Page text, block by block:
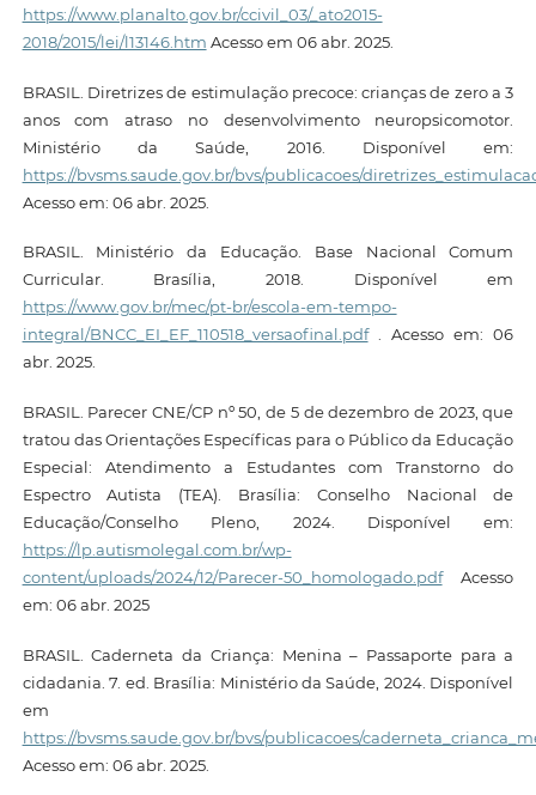
https://www.planalto.gov.br/ccivil_03/_ato2015-
2018/2015/lei/l13146.htm Acesso em 06 abr. 2025.
BRASIL. Diretrizes de estimulação precoce: crianças de zero a 3
anos com atraso no desenvolvimento neuropsicomotor.
Ministério da Saúde, 2016. Disponível em:
https://bvsms.saude.gov.br/bvs/publicacoes/
Acesso em: 06 abr. 2025.
BRASIL. Ministério da Educação. Base Nacional Comum
Curricular. Brasília, 2018. Disponível em
https://www.gov.br/mec/pt-br/escola-em-tempo-
integral/BNCC_EI_EF_110518_versaofinal.pdf. Acesso em: 06
abr. 2025.
BRASIL. Parecer CNE/CP nº 50, de 5 de dezembro de 2023, que
tratou das Orientações Específicas para o Público da Educação
Especial: Atendimento a Estudantes com Transtorno do
Espectro Autista (TEA). Brasília: Conselho Nacional de
Educação/Conselho Pleno, 2024. Disponível em:
https://lp.autismolegal.com.br/wp-
content/uploads/2024/12/Parecer-50_homologado.pdfAcesso
em: 06 abr. 2025
BRASIL. Caderneta da Criança: Menina – Passaporte para a
cidadania. 7. ed. Brasília: Ministério da Saúde, 2024. Disponível
em
https://bvsms.saude.gov.br/bvs/publicacoes/
Acesso em: 06 abr. 2025.